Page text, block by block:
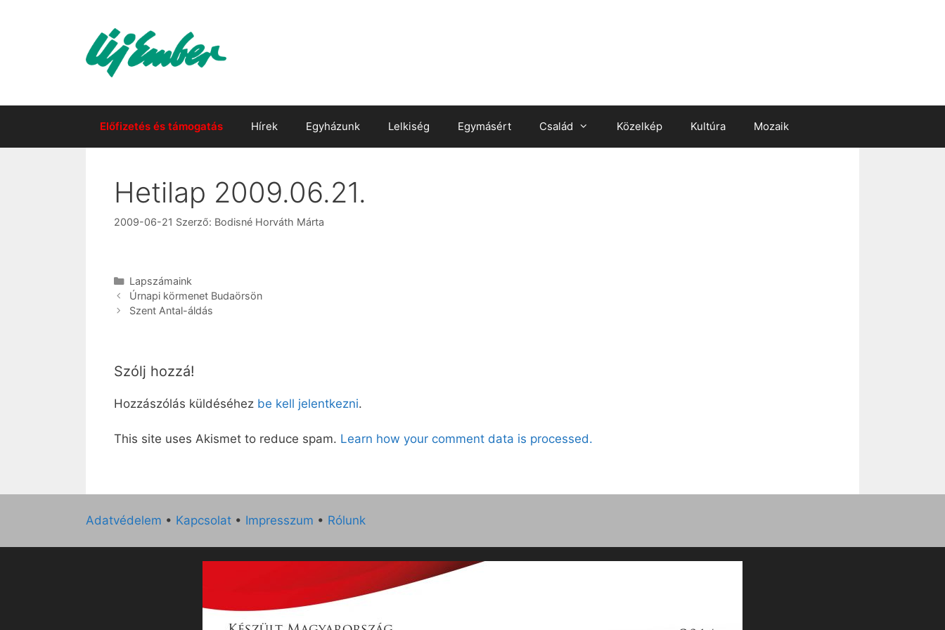
Előfizetés és támogatás Hírek Egyházunk Lelkiség Egymásért Család Közelkép Kultúra Mozaik
Hetilap 2009.06.21.
2009-06-21 Szerző: Bodisné Horváth Márta
Kategória
Lapszámaink
Úrnapi körmenet Budaörsön
Szent Antal-áldás
Szólj hozzá!
Hozzászólás küldéséhez be kell jelentkezni.
This site uses Akismet to reduce spam. Learn how your comment data is processed.
Adatvédelem • Kapcsolat • Impresszum • Rólunk